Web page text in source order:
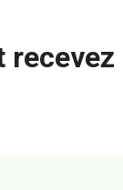
recevez